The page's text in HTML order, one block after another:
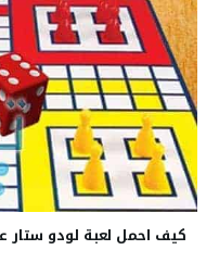
كيف احمل لعبة لودو ستار